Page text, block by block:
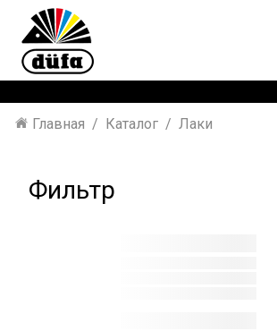
Главная Каталог Лаки
Фильтр